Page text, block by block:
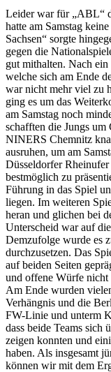
Leider war für „ABL“
hatte am Samstag
Sachsen“ sorgte
gegen die
gut mithalten. Nach
welche sich am Ende
war nicht mehr viel zu
ging es um das
am Samstag noch
schafften die Jungs
NINERS Chemnitz
ausruhen, um am
Düsseldorfer
bestmöglich zu
Führung in das Spiel
liegen. Im weiteren
heran und glichen bei
Unterscheid war auf
Demzufolge wurde es
durchzusetzen. Das
auf beiden Seiten
und offene Würfe nicht
Am Ende wurden
Verhängnis und die
FW-Linie und unterm
dass beide Teams sich
zeigen konnten und
haben. Als insgesamt
können wir mit dem